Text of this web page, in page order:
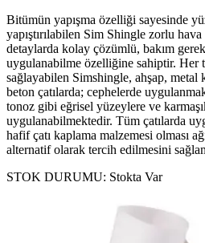
Bitümün yapışma özelliği sayesinde
yapıştırılabilen Sim Shingle zorlu
detaylarda kolay çözümlü, bakım
uygulanabilme özelliğine sahiptir. Her
sağlayabilen Simshingle, ahşap,
beton çatılarda; cephelerde
tonoz gibi eğrisel yüzeylere ve
uygulanabilmektedir. Tüm çatılarda
hafif çatı kaplama malzemesi olması
alternatif olarak tercih edilmesini
STOK DURUMU: Stokta Var